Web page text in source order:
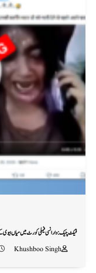
فیکٹ چیک: وارانسی فیملی کورٹ میں میاں بیوی
Khushboo Singh